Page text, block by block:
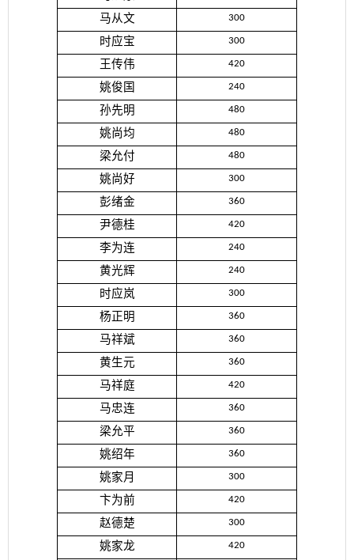
马从文 300
时应宝 300
王传伟 420
姚俊国 240
孙先明 480
姚尚均 480
梁允付 480
姚尚好 300
彭绪金 360
尹德桂 420
李为连 240
黄光辉 240
时应岚 300
杨正明 360
马祥斌 360
黄生元 360
马祥庭 420
马忠连 360
梁允平 360
姚绍年 360
姚家月 300
卞为前 420
赵德楚 300
姚家龙 420